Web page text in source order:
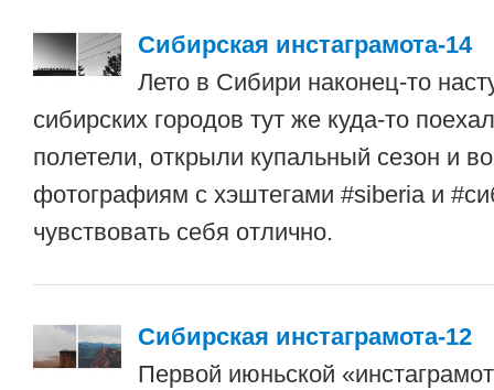
Сибирская инстаграмота-14
Лето в Сибири наконец-то
сибирских городов тут же куда-то
полетели, открыли купальный сезон и
фотографиям с хэштегами #siberia и
чувствовать себя отлично.
Сибирская инстаграмота-12
Первой июньской